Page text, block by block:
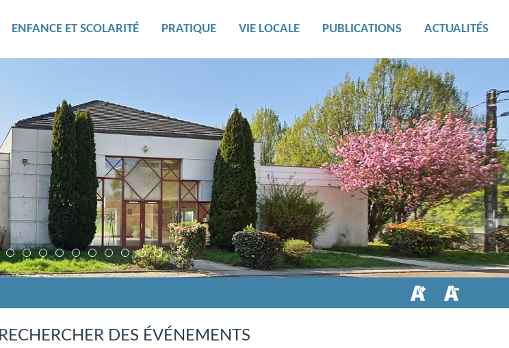
ENFANCE ET SCOLARITÉ PRATIQUE VIE LOCALE PUBLICATIONS ACTUALITÉS
RECHERCHER DES ÉVÉNEMENTS